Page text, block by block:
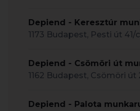
Depiend - Keresztúr
1173 Budapest, Pesti út 41/
Depiend - Csömöri út
1162 Budapest, Csömöri út
Depiend - Palota